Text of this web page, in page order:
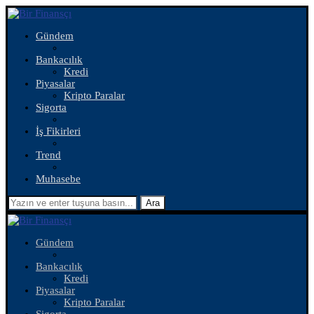
Gündem
Bankacılık
Kredi
Piyasalar
Kripto Paralar
Sigorta
İş Fikirleri
Trend
Muhasebe
Ara
Gündem
Bankacılık
Kredi
Piyasalar
Kripto Paralar